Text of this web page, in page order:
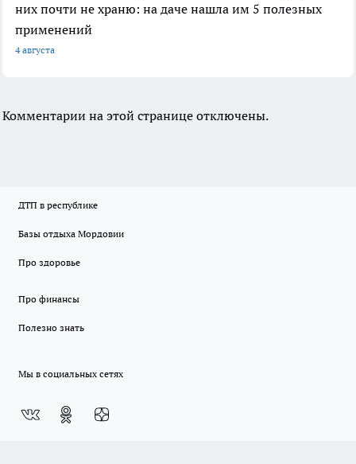
них почти не храню: на даче нашла им 5 полезных
применений
4 августа
Комментарии на этой странице отключены.
ДТП в республике
Базы отдыха Мордовии
Про здоровье
Про финансы
Полезно знать
Мы в социальных сетях